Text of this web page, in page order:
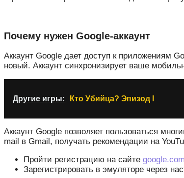
Почему нужен Google-аккаунт
Аккаунт Google дает доступ к приложениям
новый. Аккаунт синхронизирует ваше
Другие игры: Кто Убийца? Эпизод I
Аккаунт Google позволяет пользоваться
mail в Gmail, получать рекомендации на
Пройти регистрацию на сайте google.com
Зарегистрировать в эмуляторе через